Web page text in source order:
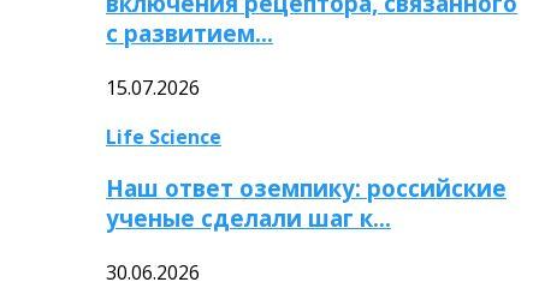
с развитием…
15.07.2026
Life Science
Наш ответ оземпику: российские
ученые сделали шаг к…
30.06.2026